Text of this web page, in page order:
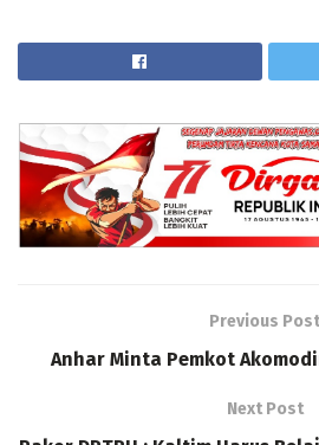
Previous Post
Anhar Minta Pemkot
Next Post